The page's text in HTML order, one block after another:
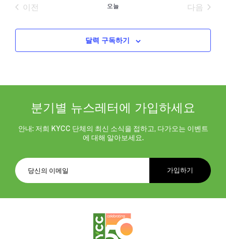
를
택
이전
오늘
다음
달력 구독하기
분기별 뉴스레터에 가입하세요
안내: 저희 KYCC 단체의 최신 소식을 접하고, 다가오는 이벤트
에 대해 알아보세요.